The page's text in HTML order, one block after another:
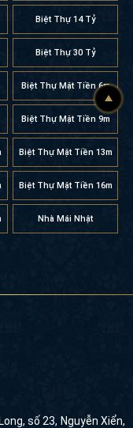
Biệt Thự 14 Tỷ
Biệt Thự 30 Tỷ
Biệt Thự Mặt Tiền 6m
Biệt Thự Mặt Tiền 9m
Biệt Thự Mặt Tiền 13m
Biệt Thự Mặt Tiền 16m
Nhà Mái Nhật
số 23, Nguyễn Xiển,